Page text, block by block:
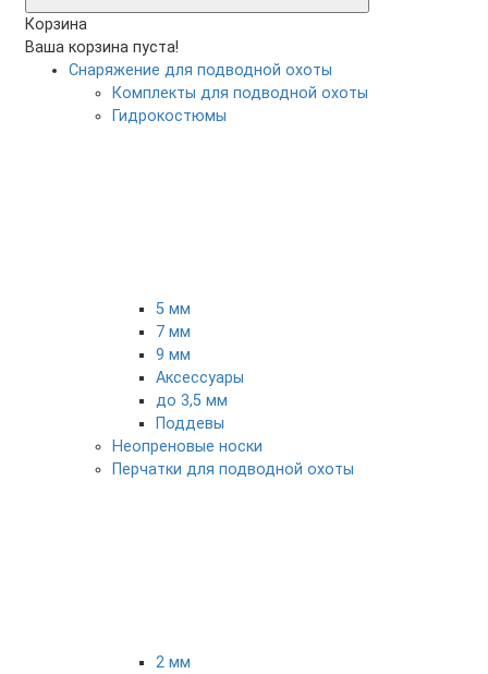
Корзина
Ваша корзина пуста!
Снаряжение для подводной охоты
Комплекты для подводной охоты
Гидрокостюмы
5 мм
7 мм
9 мм
Аксессуары
до 3,5 мм
Поддевы
Неопреновые носки
Перчатки для подводной охоты
2 мм